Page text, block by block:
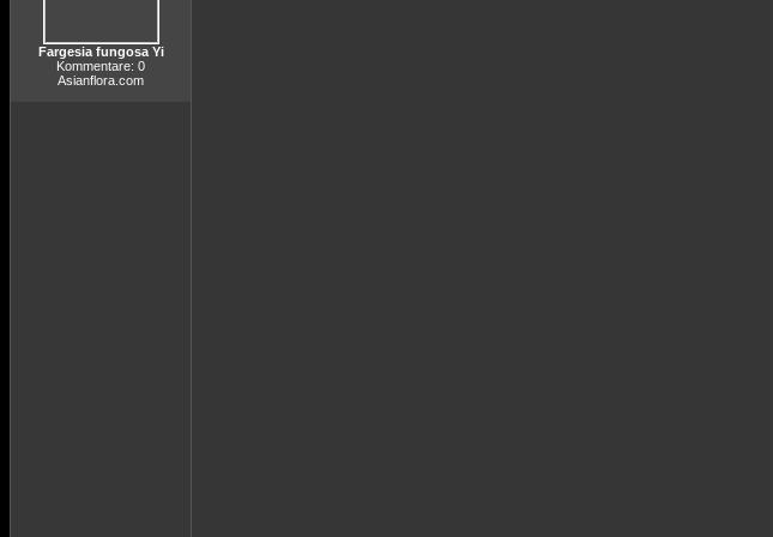
Fargesia fungosa Yi
Kommentare: 0
Asianflora.com